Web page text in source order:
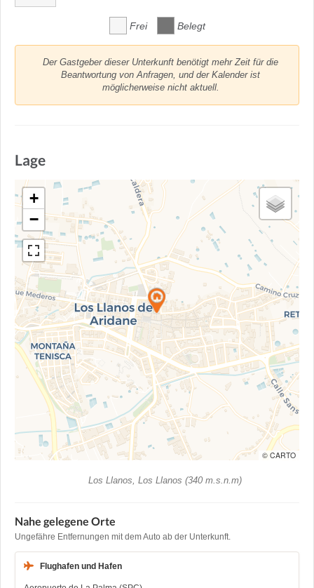
Frei Belegt
Der Gastgeber dieser Unterkunft benötigt mehr Zeit für die
Beantwortung von Anfragen, und der Kalender ist
möglicherweise nicht aktuell.
Lage
+
−
© CARTO
Los Llanos, Los Llanos (340 m.s.n.m)
Nahe gelegene Orte
Ungefähre Entfernungen mit dem Auto ab der Unterkunft.
Flughafen und Hafen